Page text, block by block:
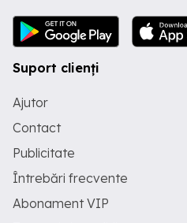
Suport clienți
Ajutor
Contact
Publicitate
Întrebări frecvente
Abonament VIP